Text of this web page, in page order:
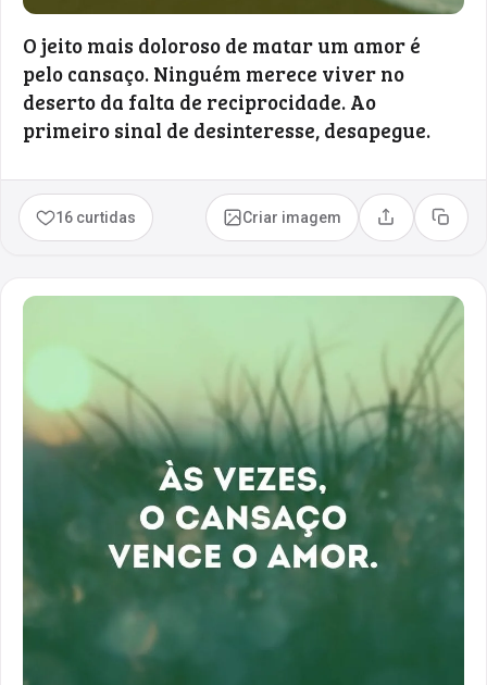
O jeito mais doloroso de matar um amor é
pelo cansaço. Ninguém merece viver no
deserto da falta de reciprocidade. Ao
primeiro sinal de desinteresse, desapegue.
16 curtidas Criar imagem Compartilhar
Copiar